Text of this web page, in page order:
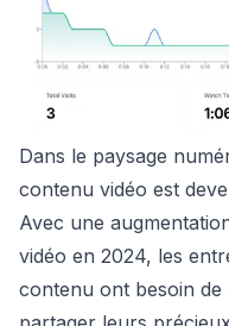
Dans le paysage
contenu vidéo est
Avec une
vidéo en 2024, les
contenu ont besoin